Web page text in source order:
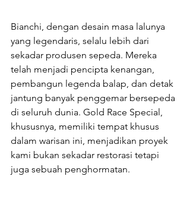
Bianchi, dengan desain masa lalunya
yang legendaris, selalu lebih dari
sekadar produsen sepeda. Mereka
telah menjadi pencipta kenangan,
pembangun legenda balap, dan detak
jantung banyak penggemar bersepeda
di seluruh dunia. Gold Race Special,
khususnya, memiliki tempat khusus
dalam warisan ini, menjadikan proyek
kami bukan sekadar restorasi tetapi
juga sebuah penghormatan.